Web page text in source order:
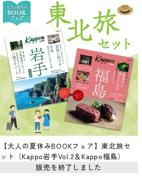
【大人の夏休みBOOKフェア】東北旅セ
ット（Kappo岩手Vol.2＆Kappo福島）
販売を終了しました